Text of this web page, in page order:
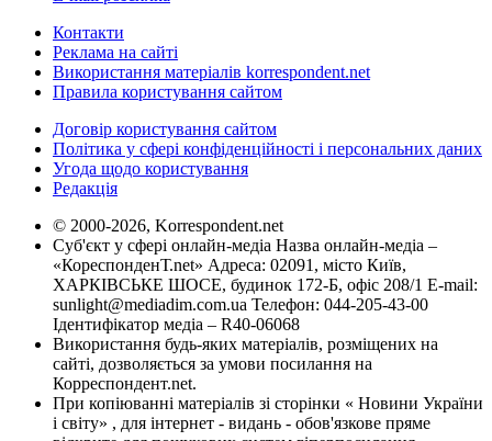
Контакти
Реклама на сайті
Використання матеріалів korrespondent.net
Правила користування сайтом
Договір користування сайтом
Політика у сфері конфіденційності і персональних даних
Угода щодо користування
Редакція
© 2000-2026, Korrespondent.net
Суб'єкт у сфері онлайн-медіа Назва онлайн-медіа –
«КореспонденТ.net» Адреса: 02091, місто Київ,
ХАРКІВСЬКЕ ШОСЕ, будинок 172-Б, офіс 208/1 E-mail:
sunlight@mediadim.com.ua Телефон: 044-205-43-00
Ідентифікатор медіа – R40-06068
Використання будь-яких матеріалів, розміщених на
сайті, дозволяється за умови посилання на
Корреспондент.net.
При копіюванні матеріалів зі сторінки « Новини України
і світу» , для інтернет - видань - обов'язкове пряме